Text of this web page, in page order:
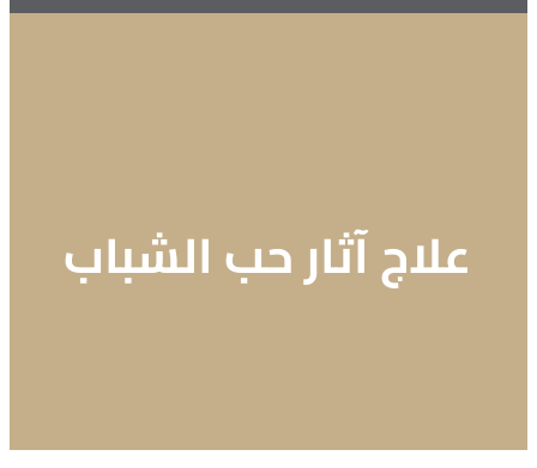
علاج آثار حب الشباب